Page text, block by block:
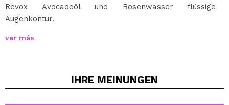
Revox Avocadoöl und Rosenwasser flüssige
Augenkontur.
ist mit Rosenwasser, Sheabutter, Avocado und
reduzieren Sie Schwellungen und Zeichen des Alterns.
ver más
IHRE MEINUNGEN